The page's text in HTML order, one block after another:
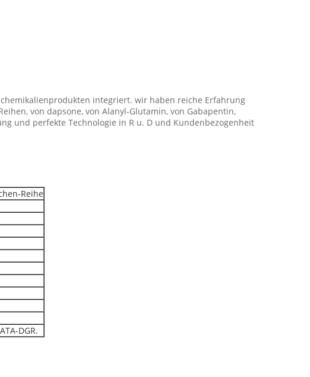
integriert. wir haben reiche Erfahrung
von dapsone, von Alanyl-Glutamin, von Gabapentin,
und perfekte Technologie in R u. D und Kundenbezogenheit
Reihe
DGR.